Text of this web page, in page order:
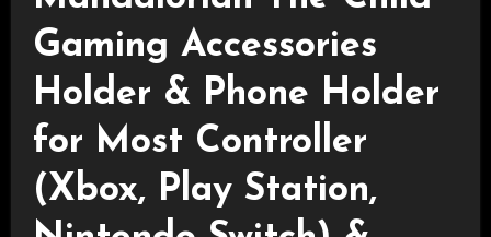
Gaming Accessories
Holder & Phone Holder
for Most Controller
(Xbox, Play Station,